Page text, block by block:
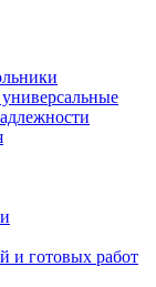
и готовых работ